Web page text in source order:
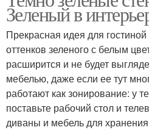
Зеленый в
Прекрасная идея для
оттенков зеленого с белым
расширится и не будет
мебелью, даже если ее тут
работают как зонирование: у
поставьте рабочий стол и
диваны и мебель для